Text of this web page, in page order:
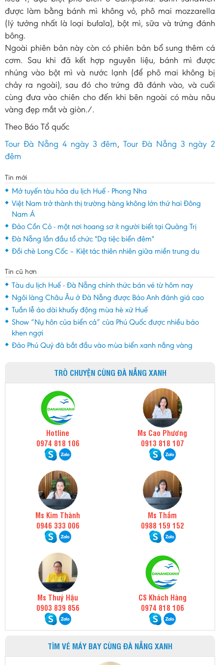
được làm bằng bánh mì không vỏ, phô mai mozzarella
(lý tưởng nhất là loại bufala), bột mì, sữa và trứng đánh
bông.
Ngoài phiên bản này còn có phiên bản bổ sung thêm cá
cơm. Sau khi đã kết hợp nguyên liệu, bánh mì được
nhúng vào bột mì và nước lạnh (để phô mai không bị
chảy ra ngoài), sau đó cho trứng đã đánh vào, và cuối
cùng đưa vào chiên cho đến khi bên ngoài có màu nâu
vàng đẹp mắt và giòn./.
Theo Báo Tổ quốc
Tour Đà Nẵng 4 ngày 3 đêm, Tour Đà Nẵng 3 ngày 2
đêm
Tin mới
Mở tuyến tàu hỏa du lịch Huế - Phong Nha
Việt Nam trở thành thị trường hàng không lớn thứ hai Đông
Nam Á
Đảo Cồn Cỏ - một nơi hoang sơ ít người biết tại Quảng Trị
Đà Nẵng lần đầu tổ chức "Dạ tiệc biển đêm"
Đồi chè Long Cốc – Kiệt tác thiên nhiên giữa miền trung du
Tin cũ hơn
Tàu du lịch Huế - Đà Nẵng chính thức bán vé từ hôm nay
Ngôi làng Châu Âu ở Đà Nẵng được Báo Anh đánh giá cao
Tuần lễ áo dài khuấy động mùa hè xứ Huế
Show “Nụ hôn của biển cả” của Phú Quốc được nhiều báo
khen ngợi
Đảo Phú Quý đã bắt đầu vào mùa biển xanh nắng vàng
TRÒ CHUYỆN CÙNG ĐÀ NẴNG XANH
Hotline
0974 818 106
Ms Cao Phương
0913 818 107
Ms Kim Thành
0946 333 006
Ms Thắm
0988 159 152
Ms Thuý Hậu
0903 839 856
CS Khách Hàng
0974 818 106
TÌM VÉ MÁY BAY CÙNG ĐÀ NẴNG XANH